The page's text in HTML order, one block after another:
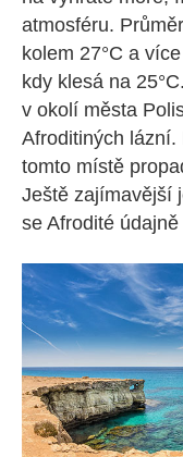
atmosféru.
kolem 27°C a
kdy klesá na
v okolí města
Afroditiných lázní.
tomto místě
Ještě zajímavější
se Afrodité